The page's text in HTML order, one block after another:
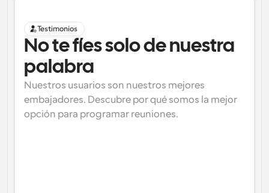
Testimonios
No te fíes solo de nuestra
palabra
Nuestros usuarios son nuestros mejores
embajadores. Descubre por qué somos la mejor
opción para programar reuniones.